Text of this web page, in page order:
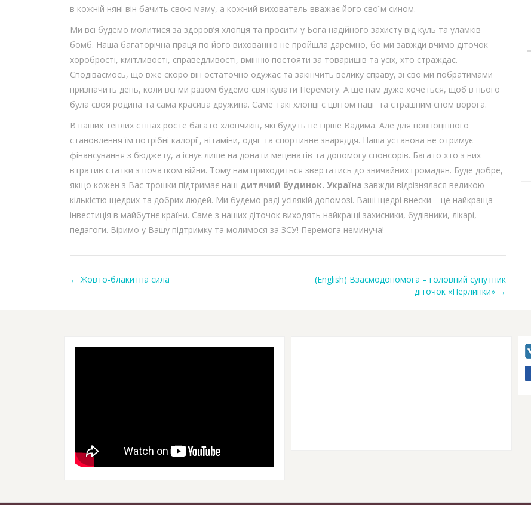
в кожній няні він бачить свою маму, а кожний вихователь вважає його своїм сином.
Ми всі будемо молитися за здоров’я хлопця та просити у Бога надійного захисту від куль та уламків
бомб. Наша багаторічна праця по його вихованню не пройшла даремно, бо ми завжди вчимо діточок
хоробрості, кмітливості, справедливості, вмінню постояти за товаришів та усіх, хто страждає.
Сподіваємось, що вже скоро він остаточно одужає та закінчить велику справу, зі своїми побратимами
призначить день, коли всі ми разом будемо святкувати Перемогу. А ще нам дуже хочеться, щоб в нього
була своя родина та сама красива дружина. Саме такі хлопці є цвітом нації та страшним сном ворога.
В наших теплих стінах росте багато хлопчиків, які будуть не гірше Вадима. Але для повноцінного
становлення їм потрібні калорії, вітаміни, одяг та спортивне знаряддя. Наша установа не отримує
фінансування з бюджету, а існує лише на донати меценатів та допомогу спонсорів. Багато хто з них
втратив статки з початком війни. Тому нам приходиться звертатись до звичайних громадян. Буде добре,
якщо кожен з Вас трошки підтримає наш дитячий будинок. Україна завжди відрізнялася великою
кількістю щедрих та добрих людей. Ми будемо раді усілякій допомозі. Ваші щедрі внески – це найкраща
інвестиція в майбутнє країни. Саме з наших діточок виходять найкращі захисники, будівники, лікарі,
педагоги. Віримо у Вашу підтримку та молимося за ЗСУ! Перемога неминуча!
← Жовто-блакитна сила
(English) Взаємодопомога – головний супутник
діточок «Перлинки» →